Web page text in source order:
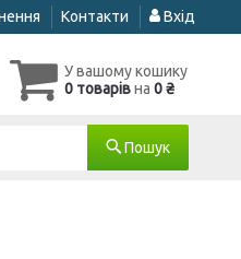
Контакти Вхід
У вашому кошику
0 товарівна 0 ₴
Пошук